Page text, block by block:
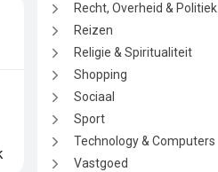
Recht, Overheid & Politiek
Reizen
Religie & Spiritualiteit
Shopping
Sociaal
Sport
Technology & Computers
Vastgoed